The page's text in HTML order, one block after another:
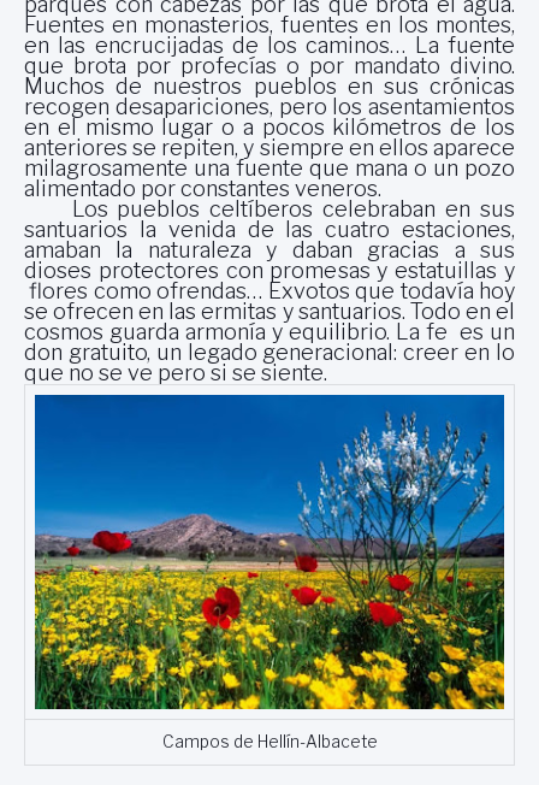
Fuentes en monasterios, fuentes en los montes,
en las encrucijadas de los caminos… La fuente
que brota por profecías o por mandato divino.
Muchos de nuestros pueblos en sus crónicas
recogen desapariciones, pero los asentamientos
en el mismo lugar o a pocos kilómetros de los
anteriores se repiten, y siempre en ellos aparece
milagrosamente una fuente que mana o un pozo
alimentado por constantes veneros.
Los pueblos celtíberos celebraban en sus
santuarios la venida de las cuatro estaciones,
amaban la naturaleza y daban gracias a sus
dioses protectores con promesas y estatuillas y
flores como ofrendas… Exvotos que todavía hoy
se ofrecen en las ermitas y santuarios. Todo en el
cosmos guarda armonía y equilibrio. La fe es un
don gratuito, un legado generacional: creer en lo
que no se ve pero si se siente.
Campos de Hellín-Albacete